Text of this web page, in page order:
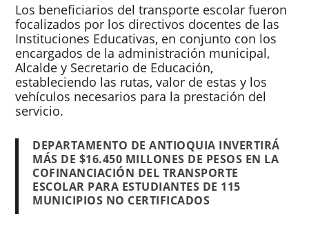
Los beneficiarios del transporte escolar fueron
focalizados por los directivos docentes de las
Instituciones Educativas, en conjunto con los
encargados de la administración municipal,
Alcalde y Secretario de Educación,
estableciendo las rutas, valor de estas y los
vehículos necesarios para la prestación del
servicio.
DEPARTAMENTO DE ANTIOQUIA INVERTIRÁ
MÁS DE $16.450 MILLONES DE PESOS EN LA
COFINANCIACIÓN DEL TRANSPORTE
ESCOLAR PARA ESTUDIANTES DE 115
MUNICIPIOS NO CERTIFICADOS